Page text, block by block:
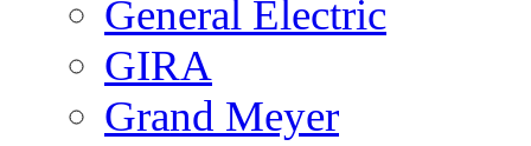
General Electric
GIRA
Grand Meyer